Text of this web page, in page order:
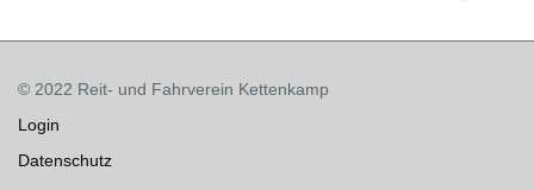
© 2022 Reit- und Fahrverein Kettenkamp
Login
Datenschutz